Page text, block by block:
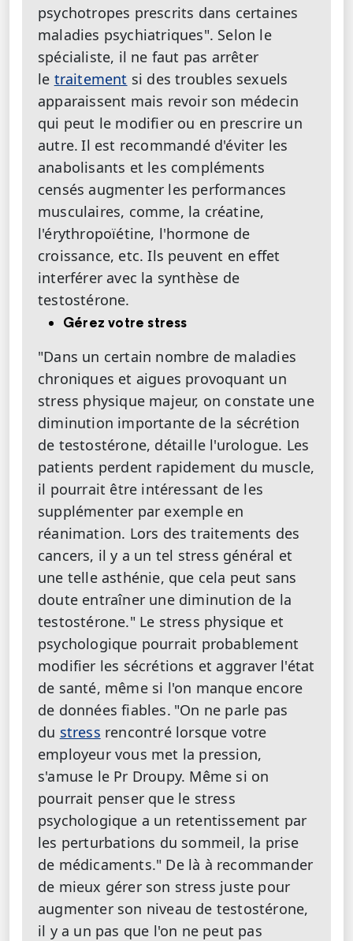
psychotropes prescrits dans certaines
maladies psychiatriques". Selon le
spécialiste, il ne faut pas arrêter
le traitement si des troubles sexuels
apparaissent mais revoir son médecin
qui peut le modifier ou en prescrire un
autre. Il est recommandé d'éviter les
anabolisants et les compléments
censés augmenter les performances
musculaires, comme, la créatine,
l'érythropoïétine, l'hormone de
croissance, etc. Ils peuvent en effet
interférer avec la synthèse de
testostérone.
Gérez votre stress
"Dans un certain nombre de maladies
chroniques et aigues provoquant un
stress physique majeur, on constate une
diminution importante de la sécrétion
de testostérone, détaille l'urologue. Les
patients perdent rapidement du muscle,
il pourrait être intéressant de les
supplémenter par exemple en
réanimation. Lors des traitements des
cancers, il y a un tel stress général et
une telle asthénie, que cela peut sans
doute entraîner une diminution de la
testostérone." Le stress physique et
psychologique pourrait probablement
modifier les sécrétions et aggraver l'état
de santé, même si l'on manque encore
de données fiables. "On ne parle pas
du stress rencontré lorsque votre
employeur vous met la pression,
s'amuse le Pr Droupy. Même si on
pourrait penser que le stress
psychologique a un retentissement par
les perturbations du sommeil, la prise
de médicaments." De là à recommander
de mieux gérer son stress juste pour
augmenter son niveau de testostérone,
il y a un pas que l'on ne peut pas